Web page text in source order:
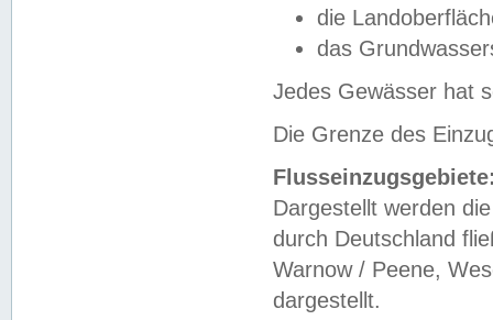
die
das
Jedes Gewässer hat
Die Grenze des
Dargestellt werden
durch Deutschland
Warnow / Peene,
dargestellt.